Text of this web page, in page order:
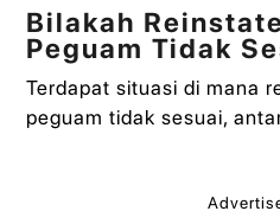
Bilakah
Peguam Tidak
Terdapat situasi di mana
peguam tidak sesuai,